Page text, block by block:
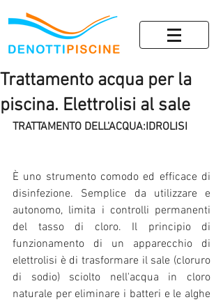
Trattamento acqua per la
piscina. Elettrolisi al sale
TRATTAMENTO DELL'ACQUA:IDROLISI
È uno strumento comodo ed efficace di
disinfezione. Semplice da utilizzare e
autonomo, limita i controlli permanenti
del tasso di cloro. Il principio di
funzionamento di un apparecchio di
elettrolisi è di trasformare il sale (cloruro
di sodio) sciolto nell'acqua in cloro
naturale per eliminare i batteri e le alghe